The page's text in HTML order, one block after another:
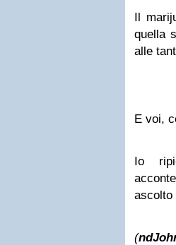
Il
quella
alle
E voi,
Io
ascolto
(